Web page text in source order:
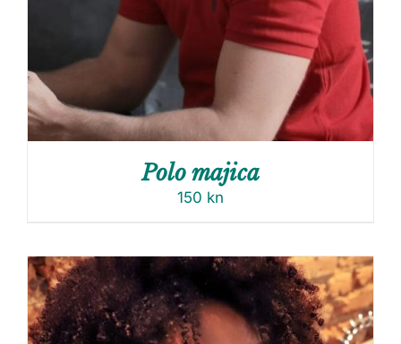
Polo majica
150 kn